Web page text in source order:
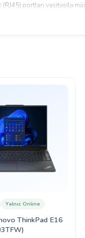
portları vasitəsilə
sürətli və sabit internet
ThinkPad E16
Yalnız Online